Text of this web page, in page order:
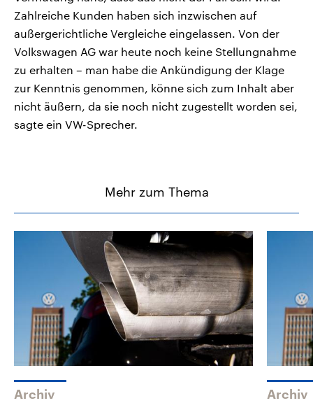
Zahlreiche Kunden haben sich inzwischen auf
außergerichtliche Vergleiche eingelassen. Von der
Volkswagen AG war heute noch keine Stellungnahme
zu erhalten – man habe die Ankündigung der Klage
zur Kenntnis genommen, könne sich zum Inhalt aber
nicht äußern, da sie noch nicht zugestellt worden sei,
sagte ein VW-Sprecher.
Mehr zum Thema
Archiv Archiv